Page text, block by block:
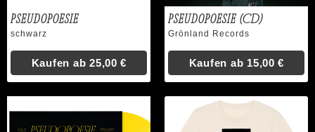
Pseudopoesie (CD)
Grönland Records
Kaufen ab 15,00 €
Pseudopoesie
schwarz
Kaufen ab 25,00 €